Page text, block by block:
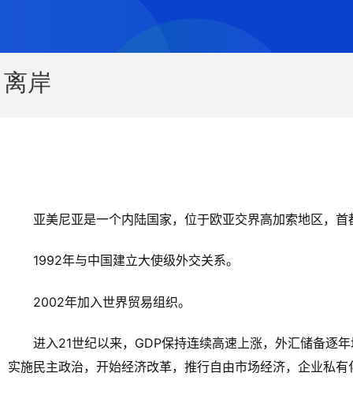
离岸
亚美尼亚是一个内陆国家，位于欧亚交界高加索地区，首
1992年与中国建立大使级外交关系。
2002年加入世界贸易组织。
进入21世纪以来，GDP保持连续高速上涨，外汇储备逐
实施民主政治，开始经济改革，推行自由市场经济，企业私